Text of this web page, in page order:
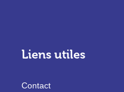
Liens utiles
Contact